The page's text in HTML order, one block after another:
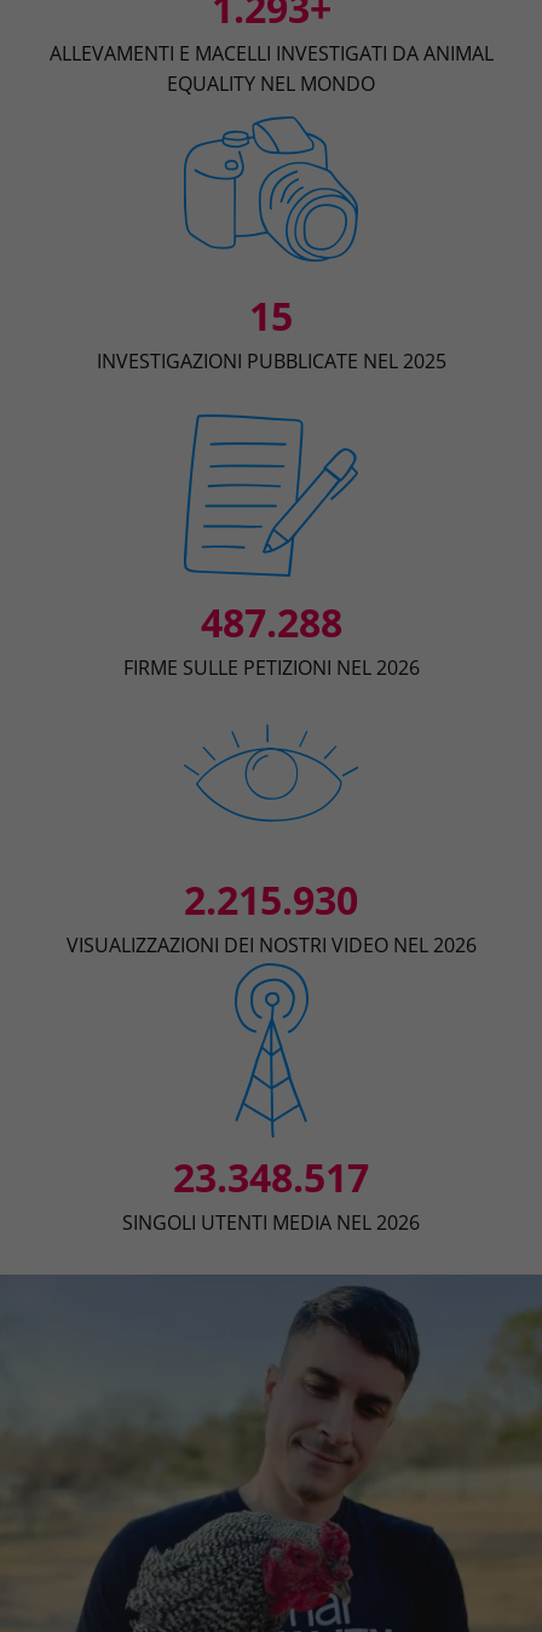
ALLEVAMENTI E MACELLI INVESTIGATI DA ANIMAL
EQUALITY NEL MONDO
15
INVESTIGAZIONI PUBBLICATE NEL 2025
487.288
FIRME SULLE PETIZIONI NEL 2026
2.215.930
VISUALIZZAZIONI DEI NOSTRI VIDEO NEL 2026
23.348.517
SINGOLI UTENTI MEDIA NEL 2026